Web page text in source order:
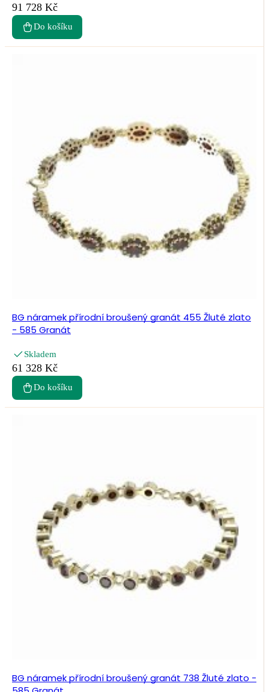
91 728 Kč
Do košíku
BG náramek přírodní broušený granát 455 Žluté zlato
- 585 Granát
Skladem
61 328 Kč
Do košíku
BG náramek přírodní broušený granát 738 Žluté zlato -